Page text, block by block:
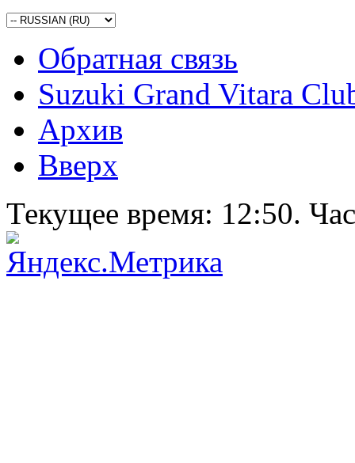
Обратная связь
Suzuki Grand Vitara
Архив
Вверх
Текущее время: 12:50.